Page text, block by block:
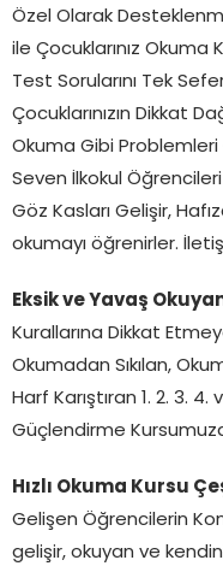
Özel Olarak
ile Çocuklarınız Okuma
Test Sorularını Tek
Çocuklarınızın Dikkat
Okuma Gibi Problemleri
Seven İlkokul Öğrencileri
Göz Kasları Gelişir,
okumayı öğrenirler.
Eksik ve Yavaş
Kurallarına Dikkat
Okumadan Sıkılan,
Harf Karıştıran 1. 2. 3.
Güçlendirme
Hızlı Okuma Kursu
Gelişen Öğrencilerin
gelişir, okuyan ve